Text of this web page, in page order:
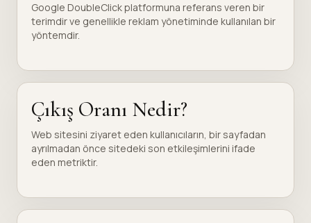
Google DoubleClick platformuna referans veren bir
terimdir ve genellikle reklam yönetiminde kullanılan bir
yöntemdir.
Çıkış Oranı Nedir?
Web sitesini ziyaret eden kullanıcıların, bir sayfadan
ayrılmadan önce sitedeki son etkileşimlerini ifade
eden metriktir.